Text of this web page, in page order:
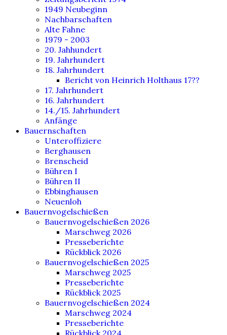
1949 Neubeginn
Nachbarschaften
Alte Fahne
1979 - 2003
20. Jahhundert
19. Jahrhundert
18. Jahrhundert
Bericht von Heinrich Holthaus 17??
17. Jahrhundert
16. Jahrhundert
14./15. Jahrhundert
Anfänge
Bauernschaften
Unteroffiziere
Berghausen
Brenscheid
Bühren I
Bühren II
Ebbinghausen
Neuenloh
Bauernvogelschießen
Bauernvogelschießen 2026
Marschweg 2026
Presseberichte
Rückblick 2026
Bauernvogelschießen 2025
Marschweg 2025
Presseberichte
Rückblick 2025
Bauernvogelschießen 2024
Marschweg 2024
Presseberichte
Rückblick 2024